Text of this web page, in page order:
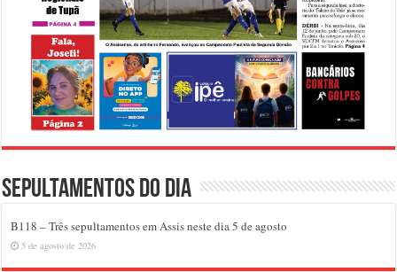
Sepultamentos do dia
B118 – Três sepultamentos em Assis neste dia 5 de agosto
5 de agosto de 2026